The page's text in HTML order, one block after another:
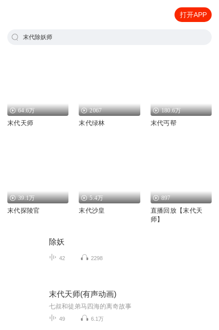
打开APP
末代除妖师
64.6万
末代天师
2067
末代绿林
180.6万
末代丐帮
39.1万
末代探陵官
5.4万
末代沙皇
897
直播回放【末代天
师】
除妖
42 2298
末代天师(有声动画)
七叔和徒弟马四海的离奇故事
49 6.1万